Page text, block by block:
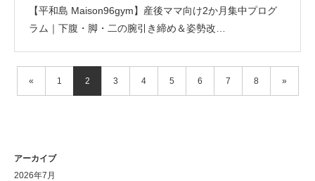
【平和島 Maison96gym】産後ママ向け2か月集中プログ
ラム｜下腹・脚・二の腕引き締め＆姿勢改…
« 1 2 3 4 5 6 7 8 »
アーカイブ
2026年7月